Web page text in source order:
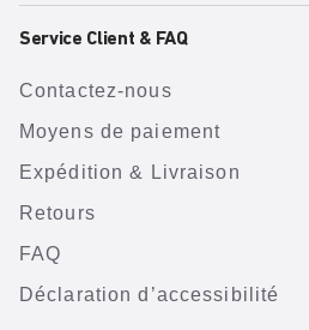
Service Client & FAQ
Contactez-nous
Moyens de paiement
Expédition & Livraison
Retours
FAQ
Déclaration d’accessibilité